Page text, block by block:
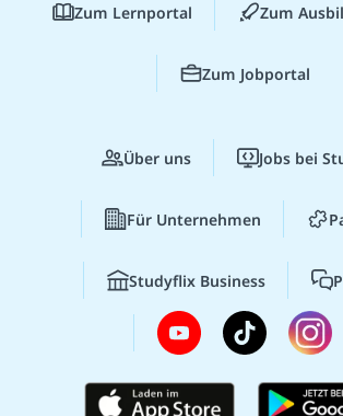
Zum Lernportal Zum
Zum Jobportal
Über uns Jobs bei
Für Unternehmen
Studyflix Business